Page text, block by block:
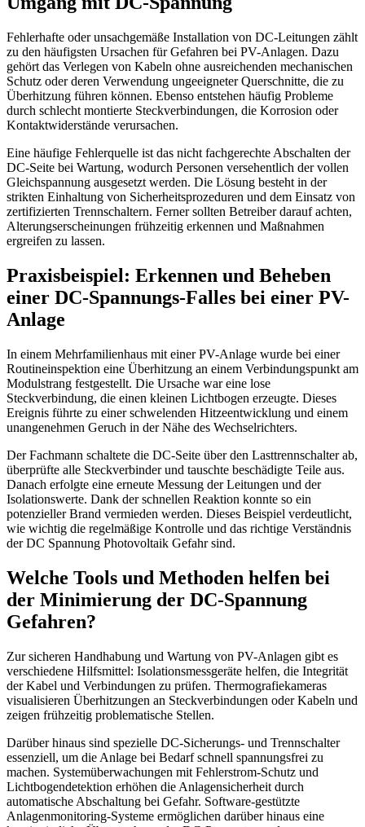
Fehlerhafte oder unsachgemäße Installation von DC-Leitungen zählt
zu den häufigsten Ursachen für Gefahren bei PV-Anlagen. Dazu
gehört das Verlegen von Kabeln ohne ausreichenden mechanischen
Schutz oder deren Verwendung ungeeigneter Querschnitte, die zu
Überhitzung führen können. Ebenso entstehen häufig Probleme
durch schlecht montierte Steckverbindungen, die Korrosion oder
Kontaktwiderstände verursachen.
Eine häufige Fehlerquelle ist das nicht fachgerechte Abschalten der
DC-Seite bei Wartung, wodurch Personen versehentlich der vollen
Gleichspannung ausgesetzt werden. Die Lösung besteht in der
strikten Einhaltung von Sicherheitsprozeduren und dem Einsatz von
zertifizierten Trennschaltern. Ferner sollten Betreiber darauf achten,
Alterungserscheinungen frühzeitig erkennen und Maßnahmen
ergreifen zu lassen.
Praxisbeispiel: Erkennen und Beheben
einer DC-Spannungs-Falles bei einer PV-
Anlage
In einem Mehrfamilienhaus mit einer PV-Anlage wurde bei einer
Routineinspektion eine Überhitzung an einem Verbindungspunkt am
Modulstrang festgestellt. Die Ursache war eine lose
Steckverbindung, die einen kleinen Lichtbogen erzeugte. Dieses
Ereignis führte zu einer schwelenden Hitzeentwicklung und einem
unangenehmen Geruch in der Nähe des Wechselrichters.
Der Fachmann schaltete die DC-Seite über den Lasttrennschalter ab,
überprüfte alle Steckverbinder und tauschte beschädigte Teile aus.
Danach erfolgte eine erneute Messung der Leitungen und der
Isolationswerte. Dank der schnellen Reaktion konnte so ein
potenzieller Brand vermieden werden. Dieses Beispiel verdeutlicht,
wie wichtig die regelmäßige Kontrolle und das richtige Verständnis
der DC Spannung Photovoltaik Gefahr sind.
Welche Tools und Methoden helfen bei
der Minimierung der DC-Spannung
Gefahren?
Zur sicheren Handhabung und Wartung von PV-Anlagen gibt es
verschiedene Hilfsmittel: Isolationsmessgeräte helfen, die Integrität
der Kabel und Verbindungen zu prüfen. Thermografiekameras
visualisieren Überhitzungen an Steckverbindungen oder Kabeln und
zeigen frühzeitig problematische Stellen.
Darüber hinaus sind spezielle DC-Sicherungs- und Trennschalter
essenziell, um die Anlage bei Bedarf schnell spannungsfrei zu
machen. Systemüberwachungen mit Fehlerstrom-Schutz und
Lichtbogendetektion erhöhen die Anlagensicherheit durch
automatische Abschaltung bei Gefahr. Software-gestützte
Anlagenmonitoring-Systeme ermöglichen darüber hinaus eine